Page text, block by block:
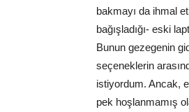
bakmayı da ihmal
bağışladığı- eski
Bunun gezegenin
seçeneklerin
istiyordum. Ancak,
pek hoşlanmamış